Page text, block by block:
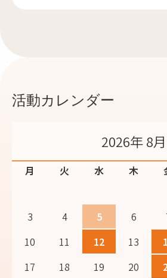
活動カレンダー
2026年 8月
月 火 水 木
3
4 5 6
10
11 12 13
17
18 19 20